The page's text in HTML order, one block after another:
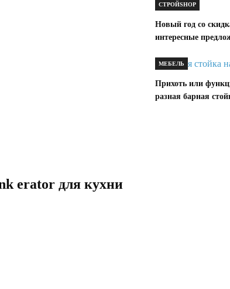
erator для кухни
СТРОЙSHOP
Новый год со
интересные
МЕБЕЛЬ
Прихоть или
разная барная